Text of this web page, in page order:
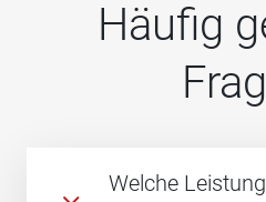
Häufig
Welche